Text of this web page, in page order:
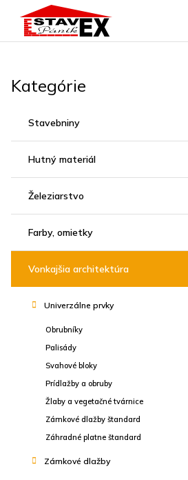
Kategórie
Stavebniny
Hutný materiál
Železiarstvo
Farby, omietky
Vonkajšia architektúra
Univerzálne prvky
Obrubníky
Palisády
Svahové bloky
Prídlažby a obruby
Žlaby a vegetačné tvárnice
Zámkové dlažby štandard
Záhradné platne štandard
Zámkové dlažby